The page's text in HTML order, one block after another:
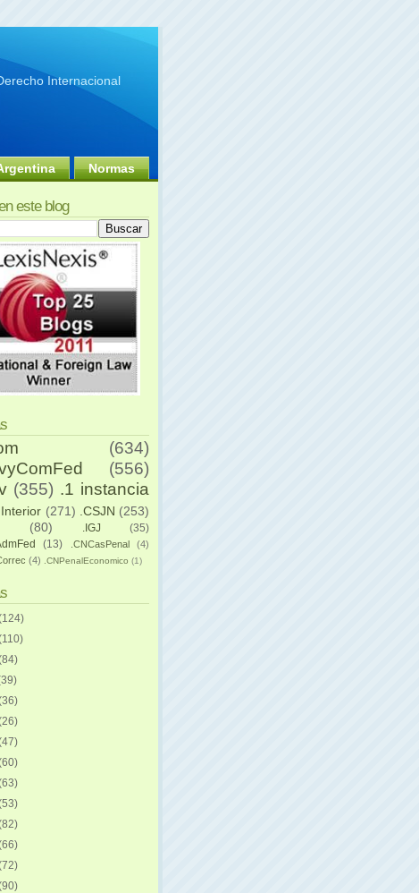
Internacional
Normas
este blog
(634)
(556)
(355) .1 instancia
.Interior (271) .CSJN (253)
(80) .IGJ
(35)
(13) .CNCasPenal
(4)
(4) .CNPenalEconomico (1)